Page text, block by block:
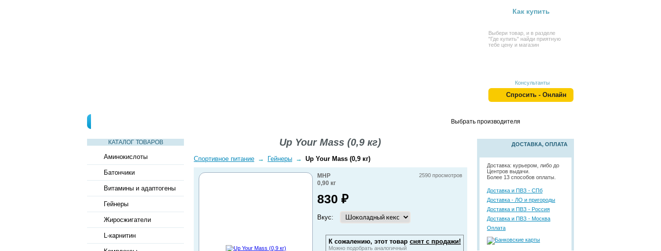
Как купить
Выбери товар, и в разделе
"Где купить" найди приятную
тебе цену и магазин
Консультанты
Спросить - Онлайн
Выбрать производителя
КАТАЛОГ ТОВАРОВ
Аминокислоты
Батончики
Витамины и адаптогены
Гейнеры
Жиросжигатели
L-карнитин
Up Your Mass (0,9 кг)
Спортивное питание → Гейнеры → Up Your Mass (0,9 кг)
2590 просмотров
MHP
0,90 кг
830 ₽
Вкус:
К сожалению, этот товар снят с продажи!
Можно подобрать аналогичный
ДОСТАВКА, ОПЛАТА
Доставка: курьером, либо до
Центров выдачи.
Более 13 способов оплаты.
Доставка и ПВЗ - СПб
Доставка - ЛО и пригороды
Доставка и ПВЗ - Россия
Доставка и ПВЗ - Москва
Оплата